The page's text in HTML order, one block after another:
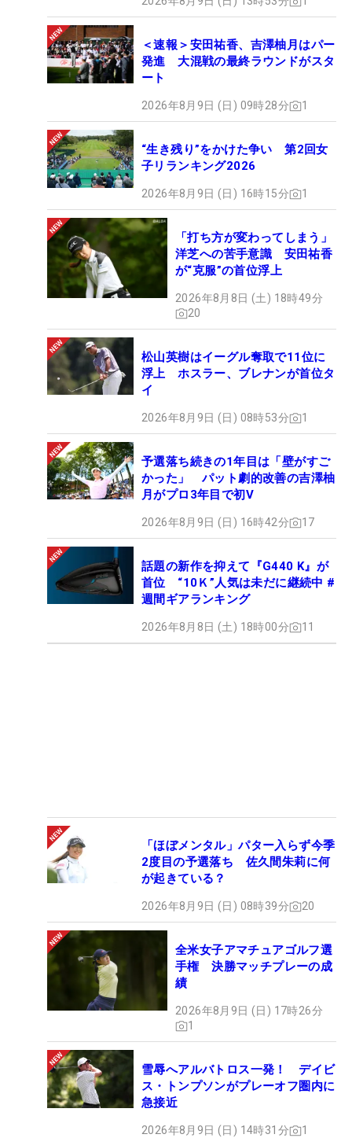
＜速報＞安田祐香、吉澤柚月はパー
発進 大混戦の最終ラウンドがスタ
ート
2026年8月9日 (日) 09時28分 1
“生き残り”をかけた争い 第2回女
子リランキング2026
2026年8月9日 (日) 16時15分 1
「打ち方が変わってしまう」
洋芝への苦手意識 安田祐香
が“克服”の首位浮上
2026年8月8日 (土) 18時49分
20
松山英樹はイーグル奪取で11位に
浮上 ホスラー、ブレナンが首位タ
イ
2026年8月9日 (日) 08時53分 1
予選落ち続きの1年目は「壁がすご
かった」 パット劇的改善の吉澤柚
月がプロ3年目で初V
2026年8月9日 (日) 16時42分 17
話題の新作を抑えて『G440 K』が
首位 “10Ｋ”人気は未だに継続中 #
週間ギアランキング
2026年8月8日 (土) 18時00分 11
「ほぼメンタル」パター入らず今季
2度目の予選落ち 佐久間朱莉に何
が起きている？
2026年8月9日 (日) 08時39分 20
全米女子アマチュアゴルフ選
手権 決勝マッチプレーの成
績
2026年8月9日 (日) 17時26分
1
雪辱へアルバトロス一発！ デイビ
ス・トンプソンがプレーオフ圏内に
急接近
2026年8月9日 (日) 14時31分 1